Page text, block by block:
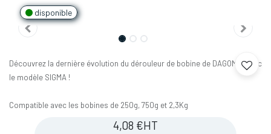
disponible
Découvrez la dernière évolution du dérouleur de bobine de DAGOMA, avec
le modèle SIGMA !
Compatible avec les bobines de 250g, 750g et 2,3Kg
4,08 €HT